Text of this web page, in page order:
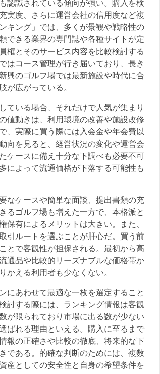
認識されている傾向が強い。購入を検
実度、さらに運営会社の信用度など複
キング」では、多くが景観や戦略性の
できる業界の専門誌や各種サイトが定
権とそのサービス内容を比較検討する
はコース管理が行き届いており、長き
興のゴルフ場では最新施設や時代に合
が広がっている。
ている場合、それだけで人気が集まり
値動きは、利用環境の改善や施設改修
、実際に買う際には入会金や年会費以
向を見ると、経営状況の変化や運営会
ケースに備え十分な下調べも必要不可
によって流通価格が下落する可能性も
なケースや簡単な面談、提出書類の充
るゴルフ場も増えた一方で、本格派と
有によるメリットは大きい。また、
引ルートを選ぶことが肝心だ。買う前
とで客観性が担保される。最初から高
通品や比較的リーズナブルな価格帯か
える利用者も少なくない。
にあわせて最適な一枚を選定すること
討する際には、ランキング情報は客観
が限られており市場に出る数が少ない
ばれる理由といえる。購入に至るまで
報の正確さや比較の徹底、将来的な下
である。的確な判断のためには、複数
産としての安全性と自身の希望条件を